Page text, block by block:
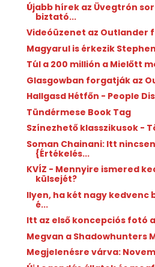
Újabb hírek az Üvegtrón
biztató...
Videóüzenet az
Magyarul is érkezik
Túl a 200 millión a Mielőtt
Glasgowban forgatják az
Hallgasd Hétfőn - People
Tündérmese Book Tag
Színezhető klasszikusok -
Soman Chainani: Itt
{Értékelés...
KVÍZ - Mennyire ismered
külsejét?
Ilyen, ha két nagy kedvenc
é...
Itt az első koncepciós fotó
Megvan a Shadowhunters
Megjelenésre várva: